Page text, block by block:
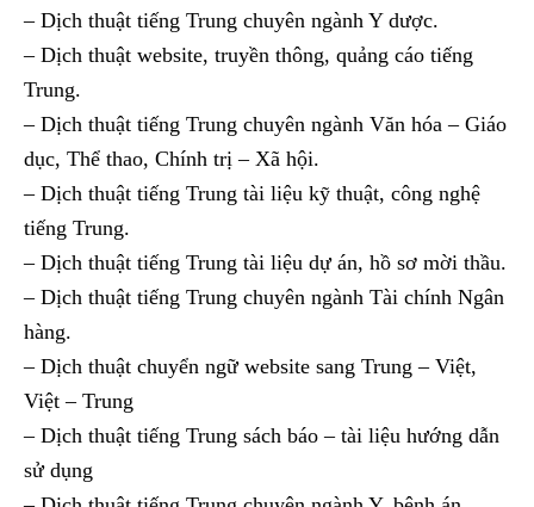
– Dịch thuật tiếng Trung chuyên ngành Y dược.
– Dịch thuật website, truyền thông, quảng cáo tiếng
Trung.
– Dịch thuật tiếng Trung chuyên ngành Văn hóa – Giáo
dục, Thể thao, Chính trị – Xã hội.
– Dịch thuật tiếng Trung tài liệu kỹ thuật, công nghệ
tiếng Trung.
– Dịch thuật tiếng Trung tài liệu dự án, hồ sơ mời thầu.
– Dịch thuật tiếng Trung chuyên ngành Tài chính Ngân
hàng.
– Dịch thuật chuyển ngữ website sang Trung – Việt,
Việt – Trung
– Dịch thuật tiếng Trung sách báo – tài liệu hướng dẫn
sử dụng